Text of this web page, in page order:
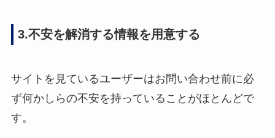
3.不安を解消する情報を用意する
サイトを見ているユーザーはお問い合わせ前に必
ず何かしらの不安を持っていることがほとんどで
す。